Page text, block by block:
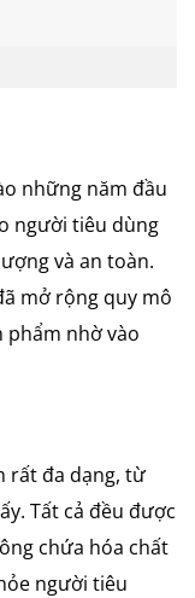
những năm đầu
người tiêu dùng
và an toàn.
mở rộng quy mô
phẩm nhờ vào
rất đa dạng, từ
Tất cả đều được
chứa hóa chất
người tiêu